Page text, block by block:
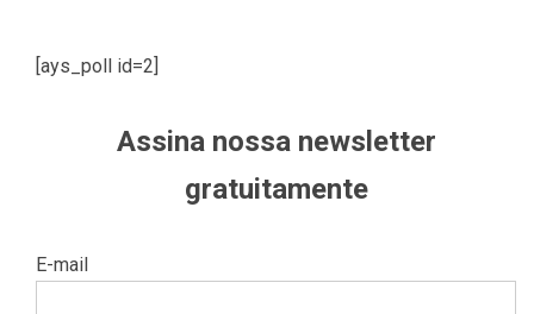
[ays_poll id=2]
Assina nossa newsletter
gratuitamente
E-mail